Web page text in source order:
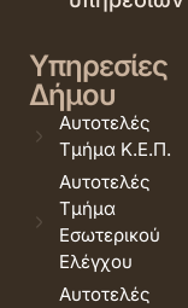
Υπηρεσίες
Δήμου
Αυτοτελές
Τμήμα Κ.Ε.Π.
Αυτοτελές
Τμήμα
Εσωτερικού
Ελέγχου
Αυτοτελές